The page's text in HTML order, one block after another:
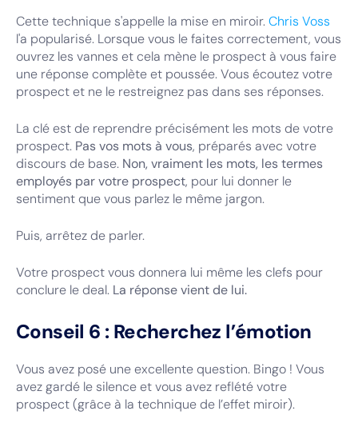
Cette technique s'appelle la mise en miroir.Chris Voss
l'a popularisé. Lorsque vous le faites correctement, vous
ouvrez les vannes et cela mène le prospect à vous faire
une réponse complète et poussée. Vous écoutez votre
prospect et ne le restreignez pas dans ses réponses.
La clé est de reprendre précisément les mots de votre
prospect. Pas vos mots à vous, préparés avec votre
discours de base. Non, vraiment les mots, les termes
employés par votre prospect, pour lui donner le
sentiment que vous parlez le même jargon.
Puis, arrêtez de parler.
Votre prospect vous donnera lui même les clefs pour
conclure le deal. La réponse vient de lui.
Conseil 6 : Recherchez l’émotion
Vous avez posé une excellente question. Bingo ! Vous
avez gardé le silence et vous avez reflété votre
prospect (grâce à la technique de l’effet miroir).